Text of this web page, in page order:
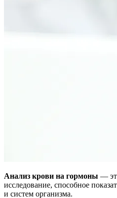
Анализ крови на гормоны —
исследование, способное
и систем организма.